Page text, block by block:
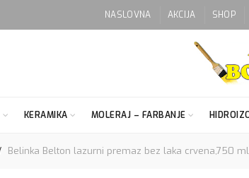
NASLOVNA AKCIJA SHOP
KERAMIKA MOLERAJ – FARBANJE
Belinka Belton lazurni premaz bez laka crvena,750 ml